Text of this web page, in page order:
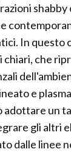
shabby
In questo
che
e
adottare un
gli altri
dalle linee